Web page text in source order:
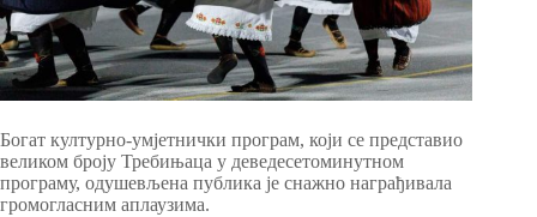
Богат културно-умјетнички програм, који се представио
великом броју Требињаца у деведесетоминутном
програму, одушевљена публика је снажно награђивала
громогласним аплаузима.